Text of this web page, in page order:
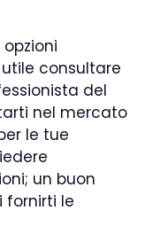
consultare
del
nel mercato
le tue
un buon
fornirti le